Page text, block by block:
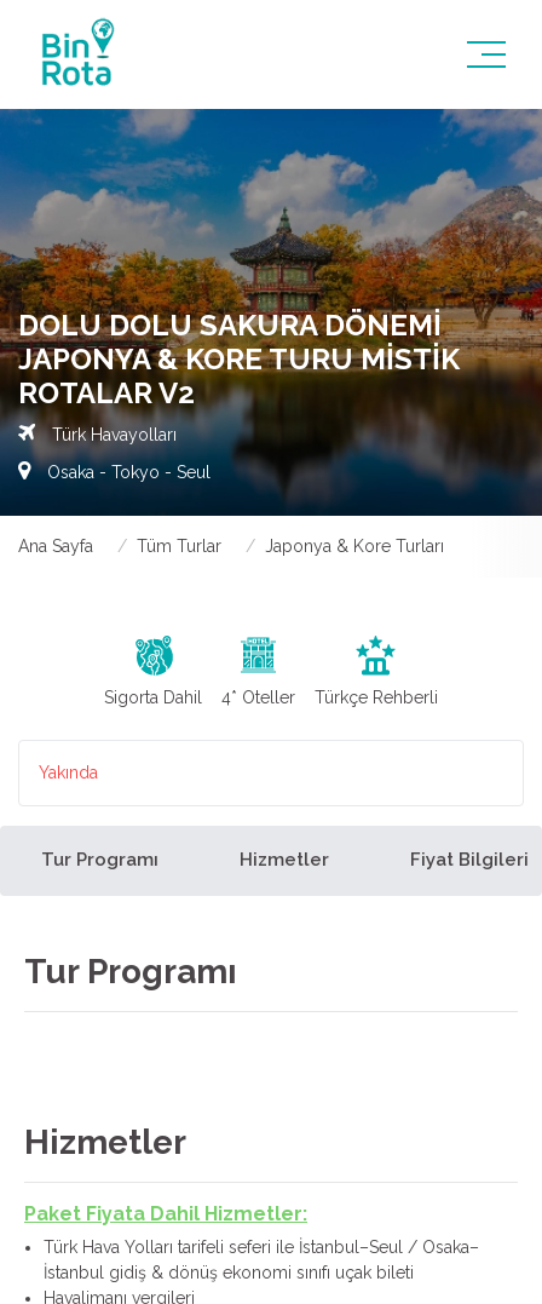
DOLU DOLU SAKURA DÖNEMI
JAPONYA & KORE TURU MISTIK
ROTALAR V2
Türk Havayolları
Osaka - Tokyo - Seul
Ana Sayfa Tüm Turlar Japonya & Kore Turları
Sigorta Dahil 4* Oteller Türkçe Rehberli
Yakında
Tur Programı Hizmetler Fiyat Bilgileri
Tur Programı
Hizmetler
Paket Fiyata Dahil Hizmetler:
Türk Hava Yolları tarifeli seferi ile İstanbul–Seul / Osaka–
İstanbul gidiş & dönüş ekonomi sınıfı uçak bileti
Havalimanı vergileri